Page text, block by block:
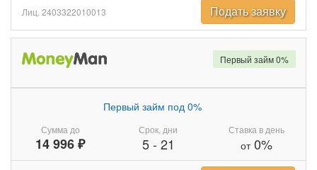
Лиц. 2403322010013 Подать заявку
Сумма до
14 996 ₽
Первый займ под 0%
Срок, дни
5- 21
Ставка в день
от0%
Первый займ 0%